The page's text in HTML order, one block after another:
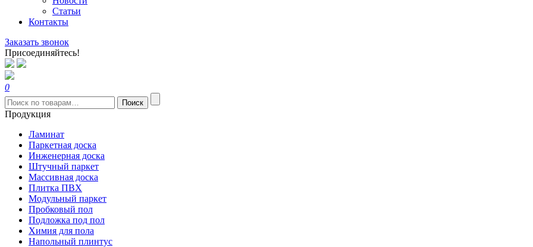
Статьи
Контакты
Заказать звонок
Присоединяйтесь!
0
Искать:
Поиск
Продукция
Ламинат
Паркетная доска
Инженерная доска
Штучный паркет
Массивная доска
Плитка ПВХ
Модульный паркет
Пробковый пол
Подложка под пол
Химия для пола
Напольный плинтус